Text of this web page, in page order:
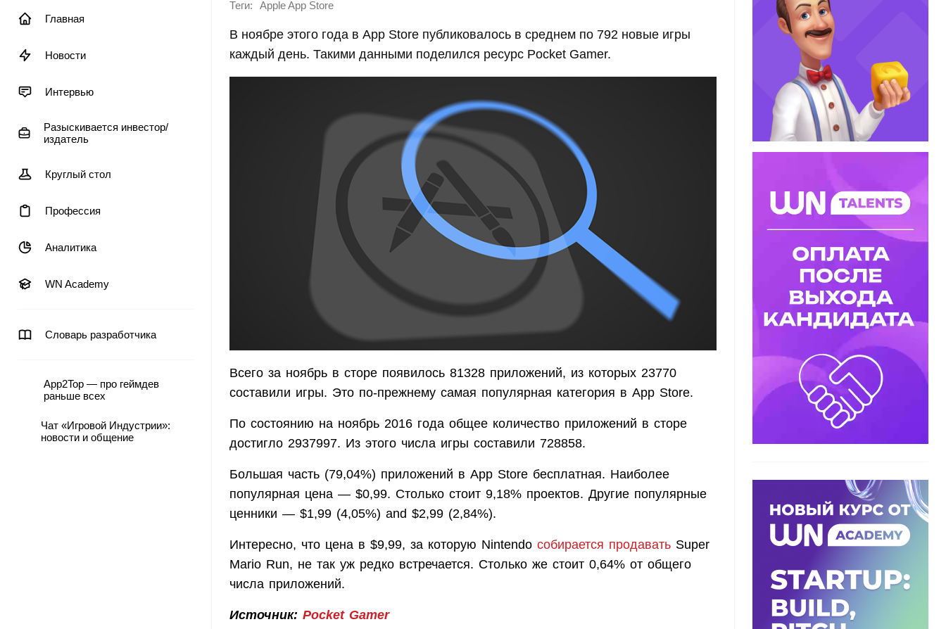
Главная
Новости
Интервью
Разыскивается инвестор/
издатель
Круглый стол
Профессия
Аналитика
WN Academy
Словарь разработчика
App2Top — про геймдев
раньше всех
Чат «Игровой Индустрии»:
новости и общение
Теги: Apple App Store
В ноябре этого года в App Store публиковалось в среднем по 792 новые игры
каждый день. Такими данными поделился ресурс Pocket Gamer.
Всего за ноябрь в сторе появилось 81328 приложений, из которых 23770
составили игры. Это по-прежнему самая популярная категория в App Store.
По состоянию на ноябрь 2016 года общее количество приложений в сторе
достигло 2937997. Из этого числа игры составили 728858.
Большая часть (79,04%) приложений в App Store бесплатная. Наиболее
популярная цена — $0,99. Столько стоит 9,18% проектов. Другие популярные
ценники — $1,99 (4,05%) and $2,99 (2,84%).
Интересно, что цена в $9,99, за которую Nintendo собирается продавать Super
Mario Run, не так уж редко встречается. Столько же стоит 0,64% от общего
числа приложений.
Источник: Pocket Gamer